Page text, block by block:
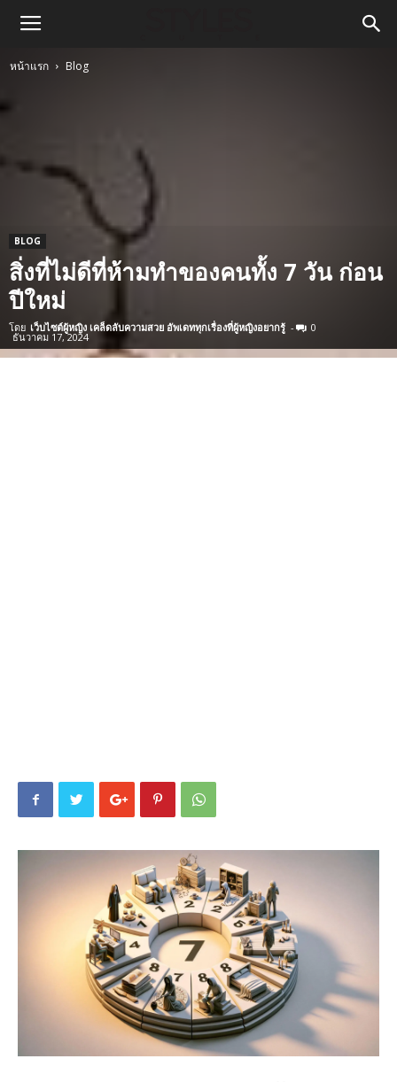
หน้าแรก Blog
BLOG
สิ่งที่ไม่ดีที่ห้ามทำของคนทั้ง 7 วัน ก่อน
ปีใหม่
โดย เว็บไซต์ผู้หญิง เคล็ดลับความสวย อัพเดททุกเรื่องที่ผู้หญิงอยากรู้ -
ธันวาคม 17, 2024
0